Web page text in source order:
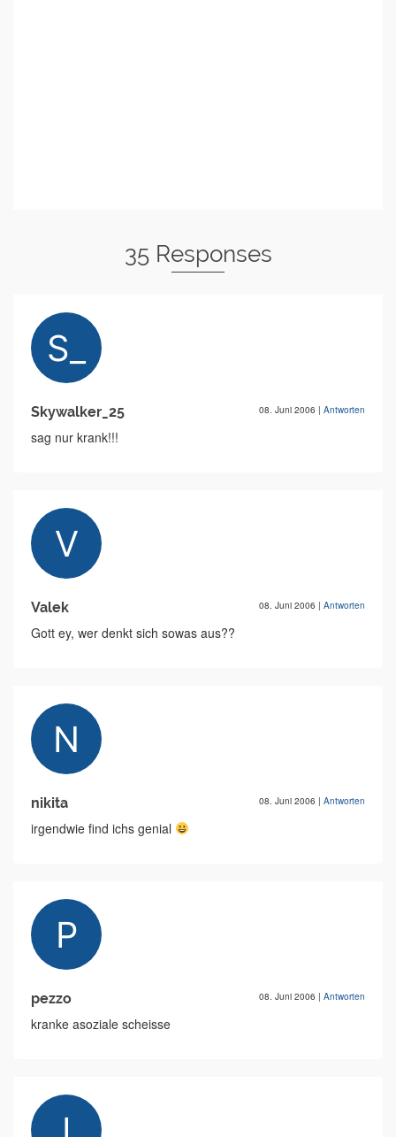
35 Responses
Skywalker_25 08. Juni 2006 | Antworten
sag nur krank!!!
Valek 08. Juni 2006 | Antworten
Gott ey, wer denkt sich sowas aus??
nikita 08. Juni 2006 | Antworten
irgendwie find ichs genial
pezzo 08. Juni 2006 | Antworten
kranke asoziale scheisse